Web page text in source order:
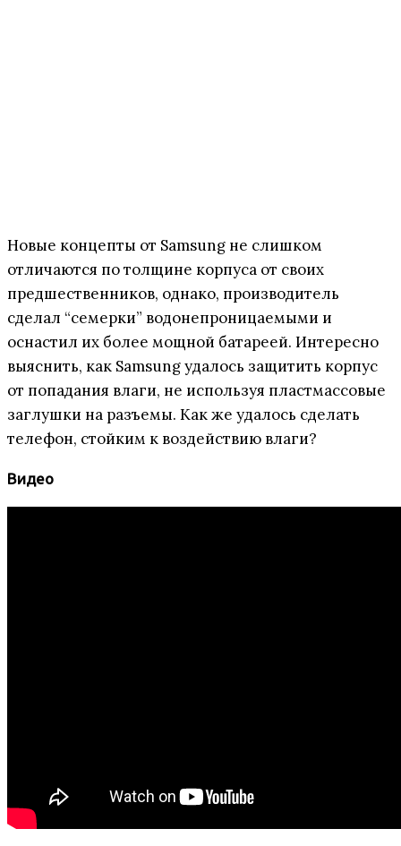
Новые концепты от Samsung не слишком
отличаются по толщине корпуса от своих
предшественников, однако, производитель
сделал “семерки” водонепроницаемыми и
оснастил их более мощной батареей. Интересно
выяснить, как Samsung удалось защитить корпус
от попадания влаги, не используя пластмассовые
заглушки на разъемы. Как же удалось сделать
телефон, стойким к воздействию влаги?
Видео